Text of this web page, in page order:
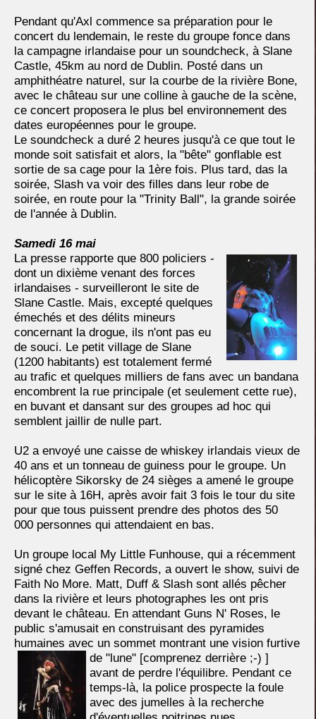
Pendant qu'Axl commence sa préparation pour le
concert du lendemain, le reste du groupe fonce dans
la campagne irlandaise pour un soundcheck, à Slane
Castle, 45km au nord de Dublin. Posté dans un
amphithéatre naturel, sur la courbe de la rivière Bone,
avec le château sur une colline à gauche de la scène,
ce concert proposera le plus bel environnement des
dates européennes pour le groupe.
Le soundcheck a duré 2 heures jusqu'à ce que tout le
monde soit satisfait et alors, la "bête" gonflable est
sortie de sa cage pour la 1ère fois. Plus tard, das la
soirée, Slash va voir des filles dans leur robe de
soirée, en route pour la "Trinity Ball", la grande soirée
de l'année à Dublin.
Samedi 16 mai
La presse rapporte que 800 policiers -
dont un dixième venant des forces
irlandaises - surveilleront le site de
Slane Castle. Mais, excepté quelques
émechés et des délits mineurs
concernant la drogue, ils n'ont pas eu
de souci. Le petit village de Slane
(1200 habitants) est totalement fermé
au trafic et quelques milliers de fans avec un bandana
encombrent la rue principale (et seulement cette rue),
en buvant et dansant sur des groupes ad hoc qui
semblent jaillir de nulle part.
U2 a envoyé une caisse de whiskey irlandais vieux de
40 ans et un tonneau de guiness pour le groupe. Un
hélicoptère Sikorsky de 24 sièges a amené le groupe
sur le site à 16H, après avoir fait 3 fois le tour du site
pour que tous puissent prendre des photos des 50
000 personnes qui attendaient en bas.
Un groupe local My Little Funhouse, qui a récemment
signé chez Geffen Records, a ouvert le show, suivi de
Faith No More. Matt, Duff & Slash sont allés pêcher
dans la rivière et leurs photographes les ont pris
devant le château. En attendant Guns N' Roses, le
public s'amusait en construisant des pyramides
humaines avec un sommet montrant une vision furtive
de "lune" [comprenez derrière ;-) ]
avant de perdre l'équilibre. Pendant ce
temps-là, la police prospecte la foule
avec des jumelles à la recherche